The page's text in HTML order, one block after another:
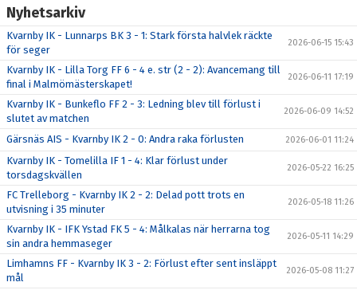
Nyhetsarkiv
Kvarnby IK - Lunnarps BK 3 - 1: Stark första halvlek räckte
för seger
2026-06-15 15:43
Kvarnby IK - Lilla Torg FF 6 - 4 e. str (2 - 2): Avancemang till
final i Malmömästerskapet!
2026-06-11 17:19
Kvarnby IK - Bunkeflo FF 2 - 3: Ledning blev till förlust i
slutet av matchen
2026-06-09 14:52
Gärsnäs AIS - Kvarnby IK 2 - 0: Andra raka förlusten 2026-06-01 11:24
Kvarnby IK - Tomelilla IF 1 - 4: Klar förlust under
torsdagskvällen
2026-05-22 16:25
FC Trelleborg - Kvarnby IK 2 - 2: Delad pott trots en
utvisning i 35 minuter
2026-05-18 11:26
Kvarnby IK - IFK Ystad FK 5 - 4: Målkalas när herrarna tog
sin andra hemmaseger
2026-05-11 14:29
Limhamns FF - Kvarnby IK 3 - 2: Förlust efter sent insläppt
mål
2026-05-08 11:27